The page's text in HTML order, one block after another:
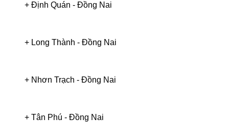
+Định Quán-Đồng Nai
+ Long Thành-Đồng Nai
+ Nhơn Trạch-Đồng Nai
+Tân Phú-Đồng Nai